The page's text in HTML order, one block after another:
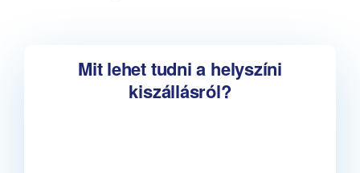
Mit lehet tudni a helyszíni
kiszállásról?